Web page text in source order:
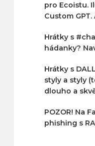
pro Ecoistu.
Custom
Hrátky s
hádanky?
Hrátky s
styly a styly
dlouho a
POZOR! Na
phishing s